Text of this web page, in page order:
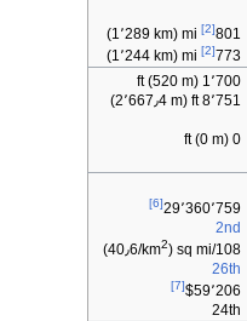
801
[2]
773
[2]
1٬700 ft (520 m)
8٬751 ft (2٬667٫4 m)
0 ft (0 m)
29٬360٬759[6]
2nd
108/sq mi (40٫6/km 2
)
26th
$59٬206[7]
24th